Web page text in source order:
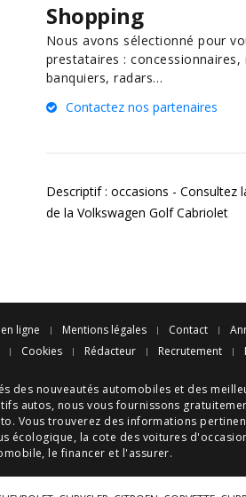
Shopping
Nous avons sélectionné pour
prestataires : concessionnaires,
banquiers, radars…
Contactez nos partenaires
Descriptif : occasions - Consultez
de la Volkswagen Golf Cabriolet
ligne Mentions légales Contact
Cookies Rédacteur Recrutement
des nouveautés automobiles et des
autos, nous vous fournissons
. Vous trouverez des informations
écologique, la cote des voitures
, le financer et l'assurer.